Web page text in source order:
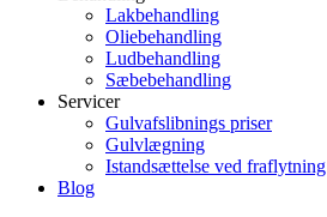
Lakbehandling
Oliebehandling
Ludbehandling
Sæbebehandling
Servicer
Gulvafslibnings priser
Gulvlægning
Istandsættelse ved fraflytning
Blog